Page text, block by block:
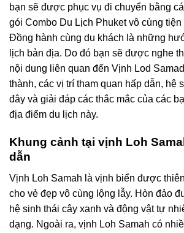
bạn sẽ được phục vụ đi chuyển bằng
gói Combo Du Lịch Phuketvô cùng tiện
Đồng hành cùng du khách là những
lịch bản địa. Do đó bạn sẽ được nghe
nội dung liên quan đến Vịnh Lod
thành, các vị trí tham quan hấp dẫn, hệ
đây và giải đáp các thắc mắc của các
địa điểm du lịch này.
Khung cảnh tại vịnh Loh
dẫn
Vịnh Loh Samah là vịnh biển được
cho vẻ đẹp vô cùng lộng lẫy. Hòn đảo
hệ sinh thái cây xanh và động vật tự
dạng. Ngoài ra, vịnh Loh Samah có